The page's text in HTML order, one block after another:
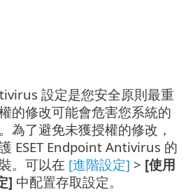
設定是您安全原則最重
的修改可能會危害您系統的
為了避免未獲授權的修改，
ESET Endpoint Antivirus 的
。可以在 [進階設定] > [使用
] 中配置存取設定。